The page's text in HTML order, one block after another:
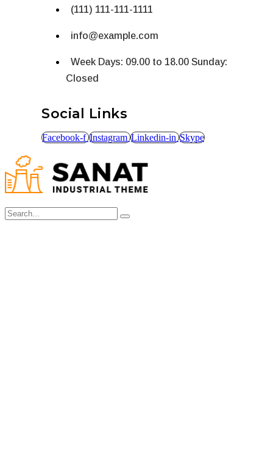
(111) 111-111-1111
info@example.com
Week Days: 09.00 to 18.00 Sunday:
Closed
Social Links
Facebook-f Instagram Linkedin-in Skype